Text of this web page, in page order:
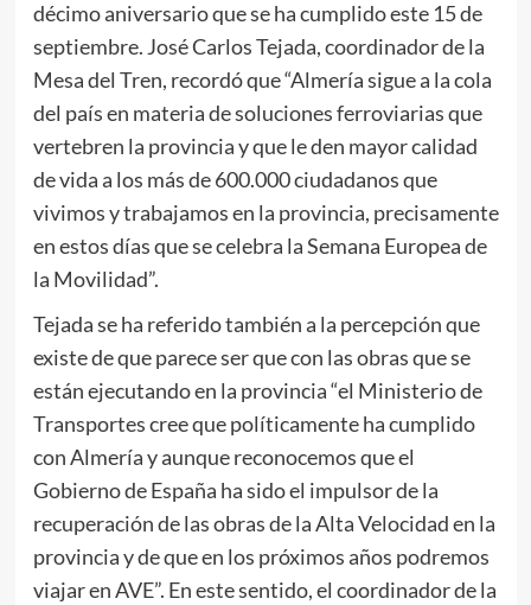
décimo aniversario que se ha cumplido este 15 de
septiembre. José Carlos Tejada, coordinador de la
Mesa del Tren, recordó que “Almería sigue a la cola
del país en materia de soluciones ferroviarias que
vertebren la provincia y que le den mayor calidad
de vida a los más de 600.000 ciudadanos que
vivimos y trabajamos en la provincia, precisamente
en estos días que se celebra la Semana Europea de
la Movilidad”.
Tejada se ha referido también a la percepción que
existe de que parece ser que con las obras que se
están ejecutando en la provincia “el Ministerio de
Transportes cree que políticamente ha cumplido
con Almería y aunque reconocemos que el
Gobierno de España ha sido el impulsor de la
recuperación de las obras de la Alta Velocidad en la
provincia y de que en los próximos años podremos
viajar en AVE”. En este sentido, el coordinador de la